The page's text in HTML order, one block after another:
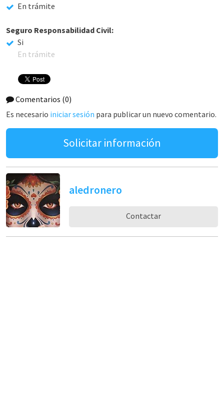
En trámite
Seguro Responsabilidad Civil:
Si
En trámite
Comentarios (0)
Es necesario iniciar sesión para publicar un nuevo comentario.
Solicitar información
aledronero
Contactar